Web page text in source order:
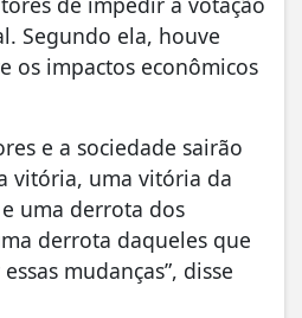
Segundo ela, houve
os impactos econômicos
e a sociedade sairão
vitória, uma vitória da
uma derrota dos
derrota daqueles que
mudanças”, disse